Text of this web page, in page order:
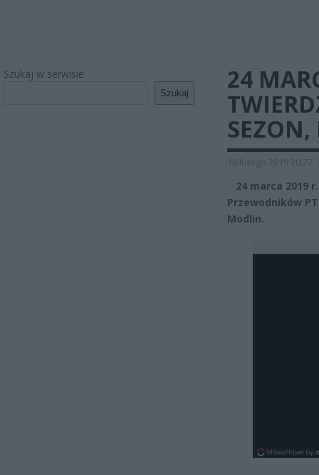
Szukaj w serwisie
Szukaj
24
SEZON,
18 lutego 2019 20:27
24 marca 2019
Przewodników
Modlin.